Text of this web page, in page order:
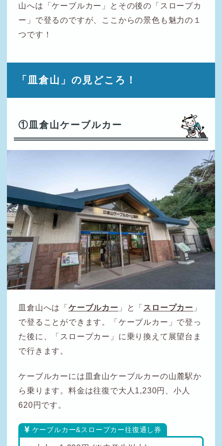
山へは「ケーブルカー」とその後の「スロープカ
ー」で登るのですが、ここからの景色も魅力の１
つです！
「皿倉山」の見どころ！
①皿倉山ケーブルカー
皿倉山へは「ケーブルカー 」と「 スロープカー 」
で登ることができます。「ケーブルカー」で登っ
た後に、「スロープカー」に乗り換えて展望台ま
で行きます。
ケーブルカーには皿倉山ケーブルカーの山麓駅か
ら乗ります。料金は往復で大人1,230円、小人
620円です。
ケーブルカー&スロープカー往復通し券